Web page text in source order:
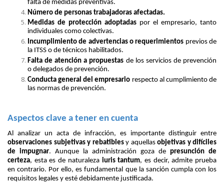
falta de medidas preventivas.
Número de personas trabajadoras afectadas.
Medidas de protección adoptadas por el empresario, tanto
individuales como colectivas.
Incumplimiento de advertencias o requerimientos previos de
la ITSS o de técnicos habilitados.
Falta de atención a propuestas de los servicios de prevención
o delegados de prevención.
Conducta general del empresario respecto al cumplimiento de
las normas de prevención.
Aspectos clave a tener en cuenta
Al analizar un acta de infracción, es importante distinguir entre
observaciones subjetivas y rebatiblesy aquellas objetivas y difíciles
de impugnar. Aunque la administración goza de presunción de
certeza, esta es de naturaleza iuris tantum, es decir, admite prueba
en contrario. Por ello, es fundamental que la sanción cumpla con los
requisitos legales y esté debidamente justificada.